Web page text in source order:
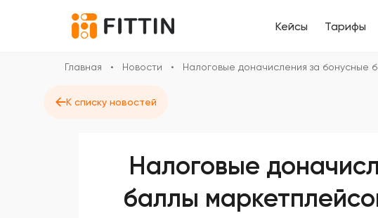
Кейсы Тарифы
Главная • Новости • Налоговые доначисления за бонусные
←К списку новостей
Налоговые
баллы